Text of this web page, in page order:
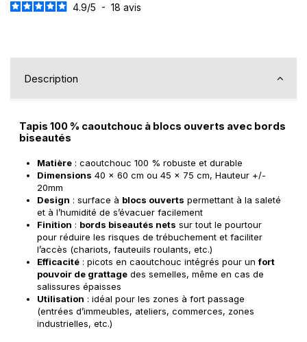
4.9/5 - 18 avis
Description
Tapis 100 % caoutchouc à blocs ouverts avec bords
biseautés
Matière : caoutchouc 100 % robuste et durable
Dimensions 40 x 60 cm ou 45 x 75 cm, Hauteur +/-
20mm
Design : surface à blocs ouverts permettant à la saleté
et à l’humidité de s’évacuer facilement
Finition : bords biseautés nets sur tout le pourtour
pour réduire les risques de trébuchement et faciliter
l’accès (chariots, fauteuils roulants, etc.)
Efficacité : picots en caoutchouc intégrés pour unfort
pouvoir de grattage des semelles, même en cas de
salissures épaisses
Utilisation : idéal pour les zones à fort passage
(entrées d’immeubles, ateliers, commerces, zones
industrielles, etc.)